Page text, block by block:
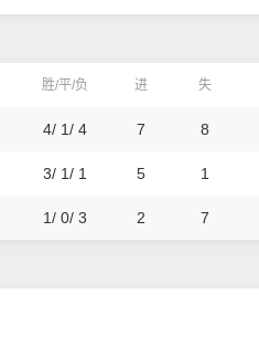
胜/平/负 进 失
4/ 1/ 4 7 8
3/ 1/ 1 5 1
1/ 0/ 3 2 7